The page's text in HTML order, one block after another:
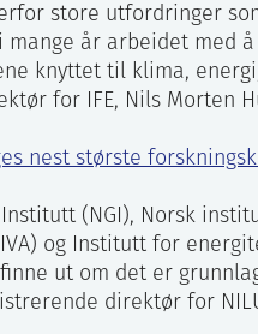
store utfordringer
år arbeidet med
knyttet til klima,
for IFE, Nils Morten
nest største
Institutt (NGI), Norsk
og Institutt for
ut om det er
direktør for